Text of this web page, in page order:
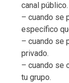
canal público.
– cuando se
específico
– cuando se
privado.
– cuando se
tu grupo.